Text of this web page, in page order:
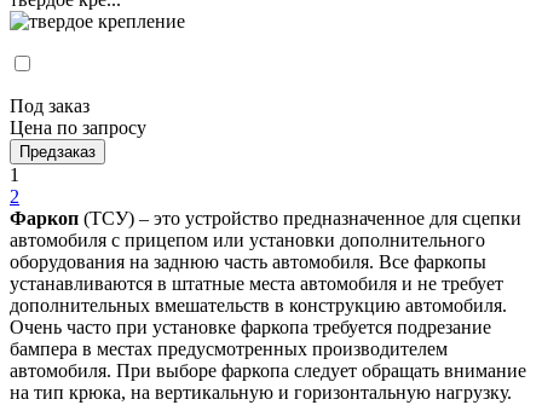
Под заказ
Цена по запросу
Предзаказ
1
2
Фаркоп (ТСУ) – это устройство предназначенное для сцепки
автомобиля с прицепом или установки дополнительного
оборудования на заднюю часть автомобиля. Все фаркопы
устанавливаются в штатные места автомобиля и не требует
дополнительных вмешательств в конструкцию автомобиля.
Очень часто при установке фаркопа требуется подрезание
бампера в местах предусмотренных производителем
автомобиля. При выборе фаркопа следует обращать внимание
на тип крюка, на вертикальную и горизонтальную нагрузку.